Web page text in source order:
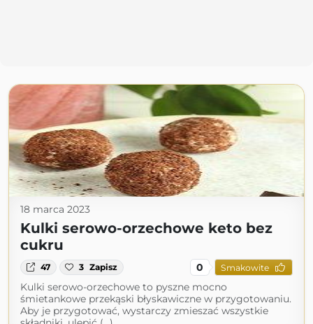
18 marca 2023
Kulki serowo-orzechowe keto bez
cukru
47 3 Zapisz 0 Smakowite
Kulki serowo-orzechowe to pyszne mocno
śmietankowe przekąski błyskawiczne w przygotowaniu.
Aby je przygotować, wystarczy zmieszać wszystkie